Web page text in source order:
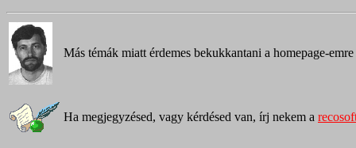
Más témák miatt érdemes bekukkantani a homepage-
Ha megjegyzésed, vagy kérdésed van, írj nekem a